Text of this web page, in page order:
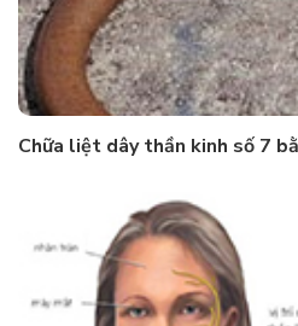
Chữa liệt dây thần kinh số 7